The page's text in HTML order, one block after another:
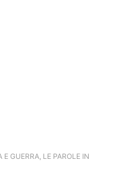
E GUERRA, LE PAROLE IN